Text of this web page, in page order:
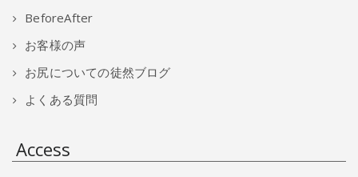
BeforeAfter
お客様の声
お尻についての徒然ブログ
よくある質問
Access